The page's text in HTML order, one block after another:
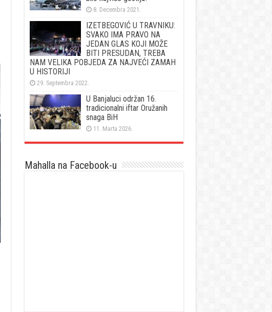
8. Decembra 2021.
IZETBEGOVIĆ U TRAVNIKU:
SVAKO IMA PRAVO NA
JEDAN GLAS KOJI MOŽE
BITI PRESUDAN, TREBA
NAM VELIKA POBJEDA ZA NAJVEĆI ZAMAH
U HISTORIJI
29. Septembra 2022.
U Banjaluci održan 16.
tradicionalni iftar Oružanih
snaga BiH
11. Marta 2026.
Mahalla na Facebook-u